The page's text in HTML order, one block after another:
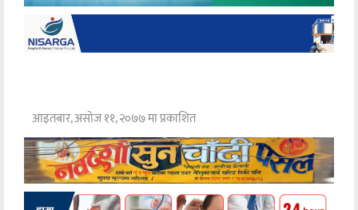
आइतबार, असोज ११, २०७७ मा प्रकाशित